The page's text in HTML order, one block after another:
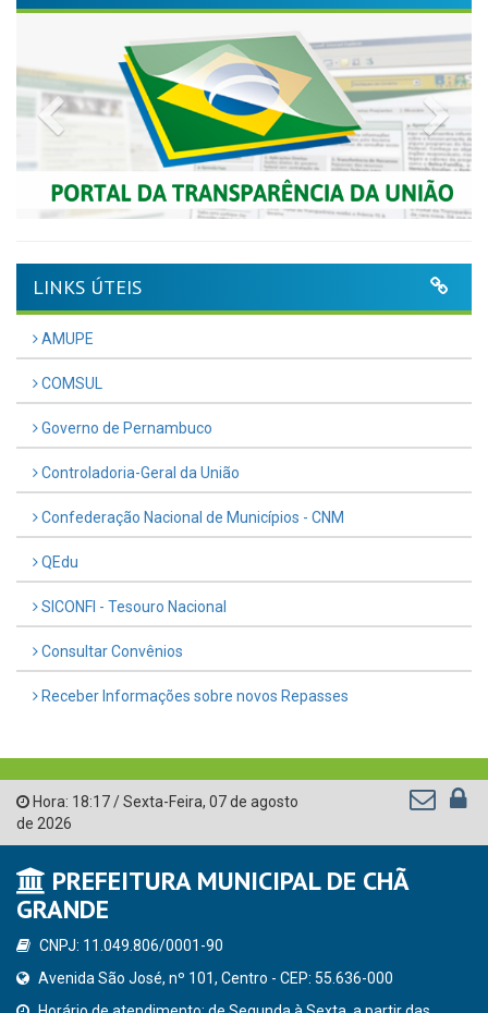
Previous
LINKS ÚTEIS
AMUPE
COMSUL
Governo de Pernambuco
Controladoria-Geral da União
Confederação Nacional de Municípios - CNM
QEdu
SICONFI - Tesouro Nacional
Consultar Convênios
Receber Informações sobre novos Repasses
Hora: 18:17/Sexta-Feira, 07 de agosto
de 2026
PREFEITURA MUNICIPAL DE CHÃ
GRANDE
CNPJ: 11.049.806/0001-90
Avenida São José, nº 101, Centro - CEP: 55.636-000